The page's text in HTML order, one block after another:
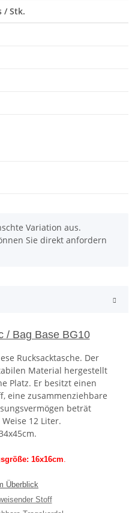
/ Stk.
Variation aus.
Sie direkt anfordern
/ Bag Base BG10
Rucksacktasche. Der
Material hergestellt
Platz. Er besitzt einen
eine zusammenziehbare
beträt
12 Liter.
16x16cm.
Überblick
Stoff